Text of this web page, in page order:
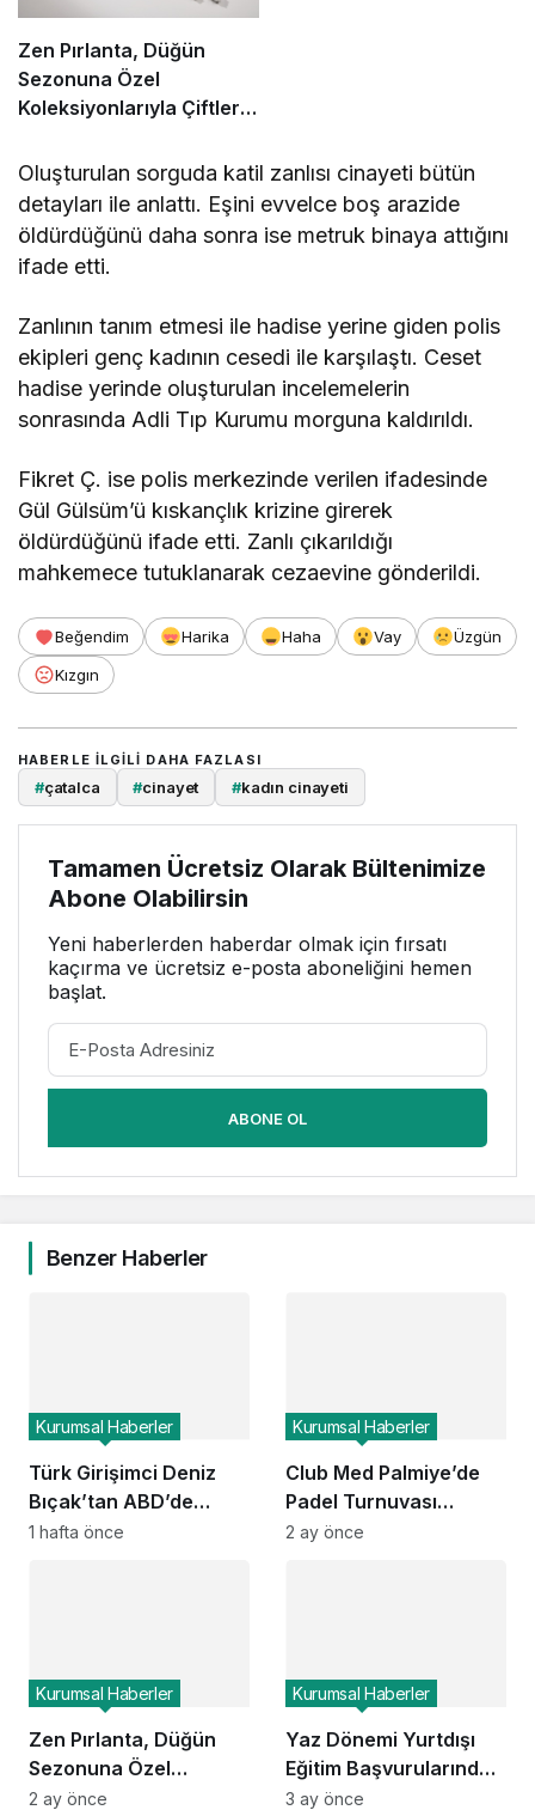
Zen Pırlanta, Düğün
Sezonuna Özel
Koleksiyonlarıyla Çiftlerin
Oluşturulan sorguda katil zanlısı cinayeti bütün
detayları ile anlattı. Eşini evvelce boş arazide
öldürdüğünü daha sonra ise metruk binaya attığını
ifade etti.
Zanlının tanım etmesi ile hadise yerine giden polis
ekipleri genç kadının cesedi ile karşılaştı. Ceset
hadise yerinde oluşturulan incelemelerin
sonrasında Adli Tıp Kurumu morguna kaldırıldı.
Fikret Ç. ise polis merkezinde verilen ifadesinde
Gül Gülsüm’ü kıskançlık krizine girerek
öldürdüğünü ifade etti. Zanlı çıkarıldığı
mahkemece tutuklanarak cezaevine gönderildi.
Beğendim Harika Haha Vay
Üzgün
Kızgın
HABERLE ILGILI DAHA FAZLASI
#çatalca #cinayet #kadın cinayeti
Tamamen Ücretsiz Olarak Bültenimize
Abone Olabilirsin
Yeni haberlerden haberdar olmak için fırsatı
kaçırma ve ücretsiz e-posta aboneliğini hemen
başlat.
ABONE OL
Benzer Haberler
Türk Girişimci Deniz
Bıçak’tan ABD’de
Bebek Güvenli
Kurumsal Haberler
1 hafta önce
Club Med Palmiye’de
Padel Turnuvası
Düzenlendi
Kurumsal Haberler
2 ay önce
Zen Pırlanta, Düğün
Sezonuna Özel
Koleksiyonlarıyla
Kurumsal Haberler
2 ay önce
Yaz Dönemi Yurtdışı
Eğitim Başvurularında
Dikkat Çeken Yüzde 40
Kurumsal Haberler
3 ay önce